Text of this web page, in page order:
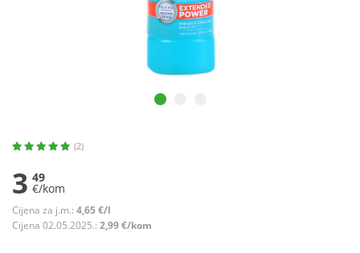
(2)
3 49
€/kom
Cijena za j.m.: 4,65 €/l
Cijena 02.05.2025.: 2,99 €/kom